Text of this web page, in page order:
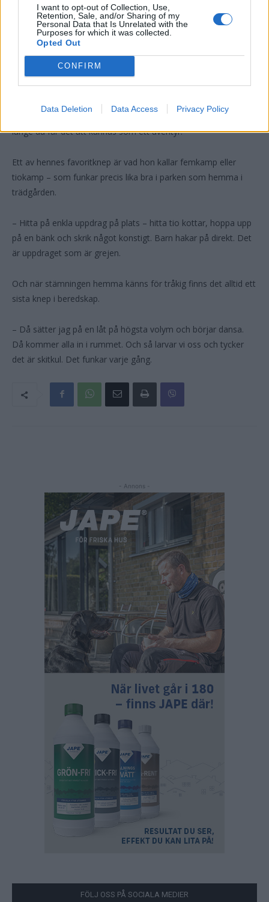
I want to opt-out of Collection, Use,
Retention, Sale, and/or Sharing of my
Personal Data that Is Unrelated with the
Purposes for which it was collected.
Opted Out
CONFIRM
Data Deletion Data Access Privacy Policy
dig varje dag”.
Men frågar man Malin om tips för att roa barn finns det gott
om idéer. Hon är tydlig: ett lekland är inte svaret.
– Jag tycker inte att det ska kosta pengar att ha kul med sina
barn. Det finns miljoner roliga saker att göra om man bara
använder fantasin. Och barn hakar ju på vad som helst, så
länge du får det att kännas som ett äventyr.
Ett av hennes favoritknep är vad hon kallar femkamp eller
tiokamp – som funkar precis lika bra i parken som hemma i
trädgården.
– Hitta på enkla uppdrag på plats – hitta tio kottar, hoppa upp
på en bänk och skrik något konstigt. Barn hakar på direkt. Det
är uppdraget som är grejen.
Och när stämningen hemma känns för tråkig finns det alltid ett
sista knep i beredskap.
– Då sätter jag på en låt på högsta volym och börjar dansa.
Då kommer alla in i rummet. Och så larvar vi oss och tycker
det är skitkul. Det funkar varje gång.
- Annons -
FÖLJ OSS PÅ SOCIALA MEDIER